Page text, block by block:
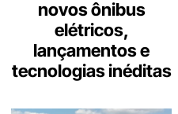
novos ônibus
elétricos,
lançamentos e
tecnologias inéditas